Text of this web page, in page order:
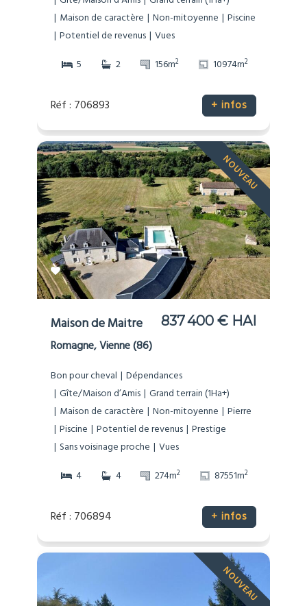
Maison de caractère
Non-mitoyenne
Piscine
Potentiel de revenus Vues
5
2 156m2 10974m2
Réf : 706893 + infos
NOUVEAU
Maison de Maitre 837 400 € HAI
Romagne, Vienne (86)
Bon pour cheval
Dépendances
Gîte/Maison d’Amis Grand terrain (1Ha+)
Maison de caractère
Non-mitoyenne
Pierre
Piscine
Potentiel de revenus Prestige
Sans voisinage proche
Vues
4
4 274m2 87551m2
Réf : 706894 + infos
NOUVEAU